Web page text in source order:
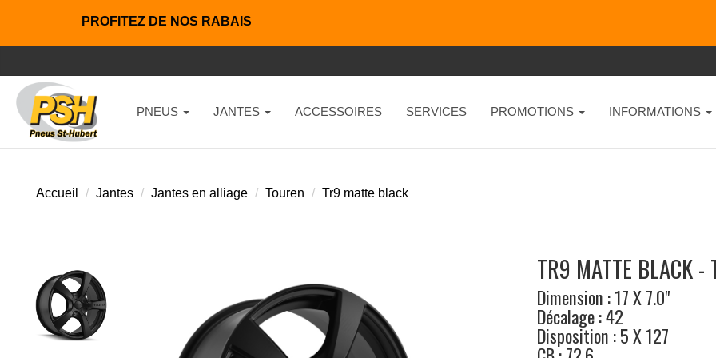
PROFITEZ DE NOS RABAIS
PNEUS JANTES ACCESSOIRES SERVICES PROMOTIONS INFORMATIONS
Accueil Jantes Jantes en alliage Touren Tr9 matte black
TR9 MATTE BLACK -
Dimension : 17 X 7.0"
Décalage : 42
Disposition : 5 X 127